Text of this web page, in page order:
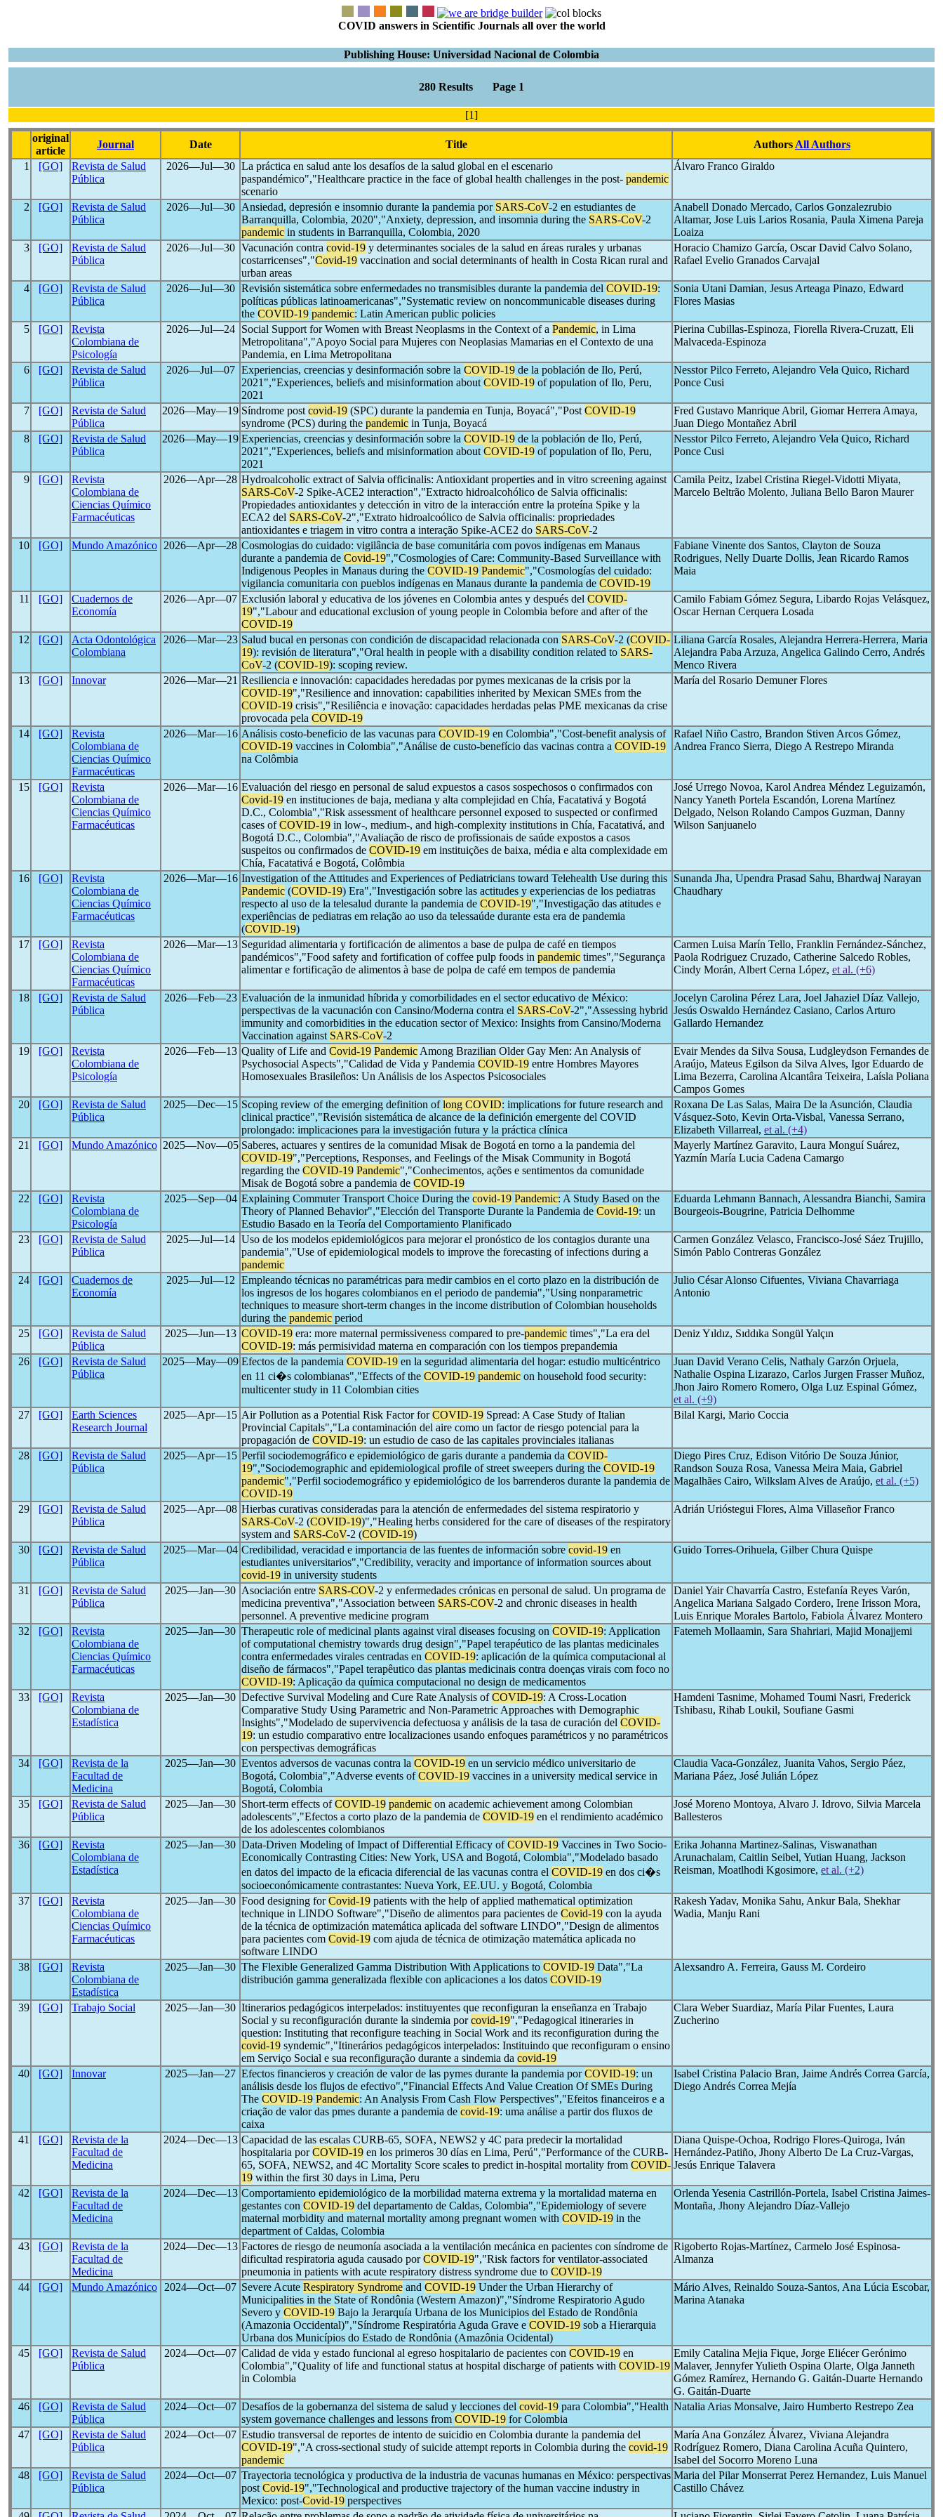
COVID answers in Scientific Journals all over the world
Publishing House: Universidad Nacional de Colombia
280 Results Page 1
[1]
original
article
Journal Date Title Authors All Authors
1
[GO]
Revista de Salud
Pública
2026―Jul―30 La práctica en salud ante los desafíos de la salud global en el escenario
paspandémico","Healthcare practice in the face of global health challenges in the post- pandemic
scenario
Álvaro Franco Giraldo
2 [GO]
Revista de Salud
Pública
2026―Jul―30 Ansiedad, depresión e insomnio durante la pandemia por SARS-CoV-2 en estudiantes de
Barranquilla, Colombia, 2020","Anxiety, depression, and insomnia during the SARS-CoV-2
pandemic in students in Barranquilla, Colombia, 2020
Anabell Donado Mercado, Carlos Gonzalezrubio
Altamar, Jose Luis Larios Rosania, Paula Ximena Pareja
Loaiza
3
[GO]
Revista de Salud
Pública
2026―Jul―30 Vacunación contra covid-19 y determinantes sociales de la salud en áreas rurales y urbanas
costarricenses","Covid-19 vaccination and social determinants of health in Costa Rican rural and
urban areas
Horacio Chamizo García, Oscar David Calvo Solano,
Rafael Evelio Granados Carvajal
4 [GO]
Revista de Salud
Pública
2026―Jul―30 Revisión sistemática sobre enfermedades no transmisibles durante la pandemia del COVID-19:
políticas públicas latinoamericanas","Systematic review on noncommunicable diseases during
the COVID-19 pandemic: Latin American public policies
Sonia Utani Damian, Jesus Arteaga Pinazo, Edward
Flores Masias
5 [GO]
Revista
Colombiana de
Psicología
2026―Jul―24 Social Support for Women with Breast Neoplasms in the Context of a Pandemic, in Lima
Metropolitana","Apoyo Social para Mujeres con Neoplasias Mamarias en el Contexto de una
Pandemia, en Lima Metropolitana
Pierina Cubillas-Espinoza, Fiorella Rivera-Cruzatt, Eli
Malvaceda-Espinoza
6 [GO]
Revista de Salud
Pública
2026―Jul―07 Experiencias, creencias y desinformación sobre la COVID-19 de la población de Ilo, Perú,
2021","Experiences, beliefs and misinformation about COVID-19 of population of Ilo, Peru,
2021
Nesstor Pilco Ferreto, Alejandro Vela Quico, Richard
Ponce Cusi
7 [GO]
Revista de Salud
Pública
2026―May―19 Síndrome post covid-19 (SPC) durante la pandemia en Tunja, Boyacá","Post COVID-19
syndrome (PCS) during the pandemic in Tunja, Boyacá
Fred Gustavo Manrique Abril, Giomar Herrera Amaya,
Juan Diego Montañez Abril
8
[GO]
Revista de Salud
Pública
2026―May―19 Experiencias, creencias y desinformación sobre la COVID-19 de la población de Ilo, Perú,
2021","Experiences, beliefs and misinformation about COVID-19 of population of Ilo, Peru,
2021
Nesstor Pilco Ferreto, Alejandro Vela Quico, Richard
Ponce Cusi
9 [GO]
Revista
Colombiana de
Ciencias Químico
Farmacéuticas
2026―Apr―28 Hydroalcoholic extract of Salvia officinalis: Antioxidant properties and in vitro screening against
SARS-CoV-2 Spike-ACE2 interaction","Extracto hidroalcohólico de Salvia officinalis:
Propiedades antioxidantes y detección in vitro de la interacción entre la proteína Spike y la
ECA2 del SARS-CoV-2","Extrato hidroalcoólico de Salvia officinalis: propriedades
antioxidantes e triagem in vitro contra a interação Spike-ACE2 do SARS-CoV-2
Camila Peitz, Izabel Cristina Riegel-Vidotti Miyata,
Marcelo Beltrão Molento, Juliana Bello Baron Maurer
10 [GO] Mundo Amazónico 2026―Apr―28 Cosmologias do cuidado: vigilância de base comunitária com povos indígenas em Manaus
durante a pandemia de Covid-19","Cosmologies of Care: Community-Based Surveillance with
Indigenous Peoples in Manaus during the COVID-19 Pandemic","Cosmologías del cuidado:
vigilancia comunitaria con pueblos indígenas en Manaus durante la pandemia de COVID-19
Fabiane Vinente dos Santos, Clayton de Souza
Rodrigues, Nelly Duarte Dollis, Jean Ricardo Ramos
Maia
11 [GO]
Cuadernos de
Economía
2026―Apr―07 Exclusión laboral y educativa de los jóvenes en Colombia antes y después del COVID-
19","Labour and educational exclusion of young people in Colombia before and after of the
COVID-19
Camilo Fabiam Gómez Segura, Libardo Rojas Velásquez,
Oscar Hernan Cerquera Losada
12 [GO]
Acta Odontológica
Colombiana
2026―Mar―23 Salud bucal en personas con condición de discapacidad relacionada con SARS-CoV-2 (COVID-
19): revisión de literatura","Oral health in people with a disability condition related to SARS-
CoV-2 (COVID-19): scoping review.
Liliana García Rosales, Alejandra Herrera-Herrera, Maria
Alejandra Paba Arzuza, Angelica Galindo Cerro, Andrés
Menco Rivera
13
[GO] Innovar 2026―Mar―21 Resiliencia e innovación: capacidades heredadas por pymes mexicanas de la crisis por la
COVID-19","Resilience and innovation: capabilities inherited by Mexican SMEs from the
COVID-19 crisis","Resiliência e inovação: capacidades herdadas pelas PME mexicanas da crise
provocada pela COVID-19
María del Rosario Demuner Flores
14 [GO]
Revista
Colombiana de
Ciencias Químico
Farmacéuticas
2026―Mar―16 Análisis costo-beneficio de las vacunas para COVID-19 en Colombia","Cost-benefit analysis of
COVID-19 vaccines in Colombia","Análise de custo-benefício das vacinas contra a COVID-19
na Colômbia
Rafael Niño Castro, Brandon Stiven Arcos Gómez,
Andrea Franco Sierra, Diego A Restrepo Miranda
15 [GO]
Revista
Colombiana de
Ciencias Químico
Farmacéuticas
2026―Mar―16 Evaluación del riesgo en personal de salud expuestos a casos sospechosos o confirmados con
Covid-19 en instituciones de baja, mediana y alta complejidad en Chía, Facatativá y Bogotá
D.C., Colombia","Risk assessment of healthcare personnel exposed to suspected or confirmed
cases ofCOVID-19 in low-, medium-, and high-complexity institutions in Chía, Facatativá, and
Bogotá D.C., Colombia","Avaliação de risco de profissionais de saúde expostos a casos
suspeitos ou confirmados de COVID-19 em instituições de baixa, média e alta complexidade em
Chía, Facatativá e Bogotá, Colômbia
José Urrego Novoa, Karol Andrea Méndez Leguizamón,
Nancy Yaneth Portela Escandón, Lorena Martínez
Delgado, Nelson Rolando Campos Guzman, Danny
Wilson Sanjuanelo
16 [GO]
Revista
Colombiana de
Ciencias Químico
Farmacéuticas
2026―Mar―16 Investigation of the Attitudes and Experiences of Pediatricians toward Telehealth Use during this
Pandemic (COVID-19) Era","Investigación sobre las actitudes y experiencias de los pediatras
respecto al uso de la telesalud durante la pandemia de COVID-19","Investigação das atitudes e
experiências de pediatras em relação ao uso da telessaúde durante esta era de pandemia
(COVID-19)
Sunanda Jha, Upendra Prasad Sahu, Bhardwaj Narayan
Chaudhary
17 [GO]
Revista
Colombiana de
Ciencias Químico
Farmacéuticas
2026―Mar―13 Seguridad alimentaria y fortificación de alimentos a base de pulpa de café en tiempos
pandémicos","Food safety and fortification of coffee pulp foods in pandemic times","Segurança
alimentar e fortificação de alimentos à base de polpa de café em tempos de pandemia
Carmen Luisa Marín Tello, Franklin Fernández-Sánchez,
Paola Rodriguez Cruzado, Catherine Salcedo Robles,
Cindy Morán, Albert Cerna López, et al. (+6)
18 [GO]
Revista de Salud
Pública
2026―Feb―23 Evaluación de la inmunidad híbrida y comorbilidades en el sector educativo de México:
perspectivas de la vacunación con Cansino/Moderna contra el SARS-CoV-2","Assessing hybrid
immunity and comorbidities in the education sector of Mexico: Insights from Cansino/Moderna
Vaccination against SARS-CoV-2
Jocelyn Carolina Pérez Lara, Joel Jahaziel Díaz Vallejo,
Jesús Oswaldo Hernández Casiano, Carlos Arturo
Gallardo Hernandez
19 [GO]
Revista
Colombiana de
Psicología
2026―Feb―13 Quality of Life and Covid-19 Pandemic Among Brazilian Older Gay Men: An Analysis of
Psychosocial Aspects","Calidad de Vida y Pandemia COVID-19 entre Hombres Mayores
Homosexuales Brasileños: Un Análisis de los Aspectos Psicosociales
Evair Mendes da Silva Sousa, Ludgleydson Fernandes de
Araújo, Mateus Egilson da Silva Alves, Igor Eduardo de
Lima Bezerra, Carolina Alcantâra Teixeira, Laísla Poliana
Campos Gomes
20
[GO]
Revista de Salud
Pública
2025―Dec―15 Scoping review of the emerging definition oflong COVID: implications for future research and
clinical practice","Revisión sistemática de alcance de la definición emergente del COVID
prolongado: implicaciones para la investigación futura y la práctica clínica
Roxana De Las Salas, Maira De la Asunción, Claudia
Vásquez-Soto, Kevin Orta-Visbal, Vanessa Serrano,
Elizabeth Villarreal, et al. (+4)
21
[GO] Mundo Amazónico 2025―Nov―05 Saberes, actuares y sentires de la comunidad Misak de Bogotá en torno a la pandemia del
COVID-19","Perceptions, Responses, and Feelings of the Misak Community in Bogotá
regarding the COVID-19 Pandemic","Conhecimentos, ações e sentimentos da comunidade
Misak de Bogotá sobre a pandemia de COVID-19
Mayerly Martínez Garavito, Laura Monguí Suárez,
Yazmín María Lucia Cadena Camargo
22 [GO]
Revista
Colombiana de
Psicología
2025―Sep―04 Explaining Commuter Transport Choice During the covid-19 Pandemic: A Study Based on the
Theory of Planned Behavior","Elección del Transporte Durante la Pandemia de Covid-19: un
Estudio Basado en la Teoría del Comportamiento Planificado
Eduarda Lehmann Bannach, Alessandra Bianchi, Samira
Bourgeois-Bougrine, Patricia Delhomme
23 [GO]
Revista de Salud
Pública
2025―Jul―14 Uso de los modelos epidemiológicos para mejorar el pronóstico de los contagios durante una
pandemia","Use of epidemiological models to improve the forecasting of infections during a
pandemic
Carmen González Velasco, Francisco-José Sáez Trujillo,
Simón Pablo Contreras González
24 [GO]
Cuadernos de
Economía
2025―Jul―12 Empleando técnicas no paramétricas para medir cambios en el corto plazo en la distribución de
los ingresos de los hogares colombianos en el periodo de pandemia","Using nonparametric
techniques to measure short-term changes in the income distribution of Colombian households
during the pandemic period
Julio César Alonso Cifuentes, Viviana Chavarriaga
Antonio
25 [GO]
Revista de Salud
Pública
2025―Jun―13 COVID-19 era: more maternal permissiveness compared to pre-pandemic times","La era del
COVID-19: más permisividad materna en comparación con los tiempos prepandemia
Deniz Yıldız, Sıddıka Songül Yalçın
26 [GO]
Revista de Salud
Pública
2025―May―09 Efectos de la pandemia COVID-19 en la seguridad alimentaria del hogar: estudio multicéntrico
en 11 ci�s colombianas","Effects of the COVID-19 pandemic on household food security:
multicenter study in 11 Colombian cities
Juan David Verano Celis, Nathaly Garzón Orjuela,
Nathalie Ospina Lizarazo, Carlos Jurgen Frasser Muñoz,
Jhon Jairo Romero Romero, Olga Luz Espinal Gómez,
et al. (+9)
27
[GO]
Earth Sciences
Research Journal
2025―Apr―15 Air Pollution as a Potential Risk Factor forCOVID-19 Spread: A Case Study of Italian
Provincial Capitals","La contaminación del aire como un factor de riesgo potencial para la
propagación de COVID-19: un estudio de caso de las capitales provinciales italianas
Bilal Kargi, Mario Coccia
28 [GO]
Revista de Salud
Pública
2025―Apr―15 Perfil sociodemográfico e epidemiológico de garis durante a pandemia da COVID-
19","Sociodemographic and epidemiological profile of street sweepers during the COVID-19
pandemic","Perfil sociodemográfico y epidemiológico de los barrenderos durante la pandemia de
COVID-19
Diego Pires Cruz, Edison Vitório De Souza Júnior,
Randson Souza Rosa, Vanessa Meira Maia, Gabriel
Magalhães Cairo, Wilkslam Alves de Araújo, et al. (+5)
29 [GO]
Revista de Salud
Pública
2025―Apr―08 Hierbas curativas consideradas para la atención de enfermedades del sistema respiratorio y
SARS-CoV-2 (COVID-19)","Healing herbs considered for the care of diseases of the respiratory
system and SARS-CoV-2 (COVID-19)
Adrián Urióstegui Flores, Alma Villaseñor Franco
30 [GO]
Revista de Salud
Pública
2025―Mar―04 Credibilidad, veracidad e importancia de las fuentes de información sobre covid-19 en
estudiantes universitarios","Credibility, veracity and importance of information sources about
covid-19 in university students
Guido Torres-Orihuela, Gilber Chura Quispe
31 [GO]
Revista de Salud
Pública
2025―Jan―30 Asociación entre SARS-COV-2 y enfermedades crónicas en personal de salud. Un programa de
medicina preventiva","Association between SARS-COV-2 and chronic diseases in health
personnel. A preventive medicine program
Daniel Yair Chavarría Castro, Estefanía Reyes Varón,
Angelica Mariana Salgado Cordero, Irene Irisson Mora,
Luis Enrique Morales Bartolo, Fabiola Álvarez Montero
32
[GO]
Revista
Colombiana de
Ciencias Químico
Farmacéuticas
2025―Jan―30 Therapeutic role of medicinal plants against viral diseases focusing on COVID-19: Application
of computational chemistry towards drug design","Papel terapéutico de las plantas medicinales
contra enfermedades virales centradas en COVID-19: aplicación de la química computacional al
diseño de fármacos","Papel terapêutico das plantas medicinais contra doenças virais com foco no
COVID-19: Aplicação da química computacional no design de medicamentos
Fatemeh Mollaamin, Sara Shahriari, Majid Monajjemi
33 [GO]
Revista
Colombiana de
Estadística
2025―Jan―30 Defective Survival Modeling and Cure Rate Analysis ofCOVID-19: A Cross-Location
Comparative Study Using Parametric and Non-Parametric Approaches with Demographic
Insights","Modelado de supervivencia defectuosa y análisis de la tasa de curación del COVID-
19: un estudio comparativo entre localizaciones usando enfoques paramétricos y no paramétricos
con perspectivas demográficas
Hamdeni Tasnime, Mohamed Toumi Nasri, Frederick
Tshibasu, Rihab Loukil, Soufiane Gasmi
34 [GO]
Revista de la
Facultad de
Medicina
2025―Jan―30 Eventos adversos de vacunas contra la COVID-19 en un servicio médico universitario de
Bogotá, Colombia","Adverse events ofCOVID-19 vaccines in a university medical service in
Bogotá, Colombia
Claudia Vaca-González, Juanita Vahos, Sergio Páez,
Mariana Páez, José Julián López
35 [GO]
Revista de Salud
Pública
2025―Jan―30 Short-term effects ofCOVID-19 pandemic on academic achievement among Colombian
adolescents","Efectos a corto plazo de la pandemia de COVID-19 en el rendimiento académico
de los adolescentes colombianos
José Moreno Montoya, Alvaro J. Idrovo, Silvia Marcela
Ballesteros
36 [GO]
Revista
Colombiana de
Estadística
2025―Jan―30 Data-Driven Modeling of Impact of Differential Efficacy ofCOVID-19 Vaccines in Two Socio-
Economically Contrasting Cities: New York, USA and Bogotá, Colombia","Modelado basado
en datos del impacto de la eficacia diferencial de las vacunas contra el COVID-19 en dos ci�s
socioeconómicamente contrastantes: Nueva York, EE.UU. y Bogotá, Colombia
Erika Johanna Martinez-Salinas, Viswanathan
Arunachalam, Caitlin Seibel, Yutian Huang, Jackson
Reisman, Moatlhodi Kgosimore, et al. (+2)
37 [GO]
Revista
Colombiana de
Ciencias Químico
Farmacéuticas
2025―Jan―30 Food designing forCovid-19 patients with the help of applied mathematical optimization
technique in LINDO Software","Diseño de alimentos para pacientes de Covid-19 con la ayuda
de la técnica de optimización matemática aplicada del software LINDO","Design de alimentos
para pacientes com Covid-19 com ajuda de técnica de otimização matemática aplicada no
software LINDO
Rakesh Yadav, Monika Sahu, Ankur Bala, Shekhar
Wadia, Manju Rani
38 [GO]
Revista
Colombiana de
Estadística
2025―Jan―30 The Flexible Generalized Gamma Distribution With Applications to COVID-19 Data","La
distribución gamma generalizada flexible con aplicaciones a los datos COVID-19
Alexsandro A. Ferreira, Gauss M. Cordeiro
39 [GO] Trabajo Social 2025―Jan―30 Itinerarios pedagógicos interpelados: instituyentes que reconfiguran la enseñanza en Trabajo
Social y su reconfiguración durante la sindemia porcovid-19","Pedagogical itineraries in
question: Instituting that reconfigure teaching in Social Work and its reconfiguration during the
covid-19 syndemic","Itinerários pedagógicos interpelados: Instituindo que reconfiguram o ensino
em Serviço Social e sua reconfiguração durante a sindemia da covid-19
Clara Weber Suardiaz, María Pilar Fuentes, Laura
Zucherino
40 [GO] Innovar 2025―Jan―27 Efectos financieros y creación de valor de las pymes durante la pandemia porCOVID-19: un
análisis desde los flujos de efectivo","Financial Effects And Value Creation Of SMEs During
The COVID-19 Pandemic: An Analysis From Cash Flow Perspectives","Efeitos financeiros e a
criação de valor das pmes durante a pandemia de covid-19: uma análise a partir dos fluxos de
caixa
Isabel Cristina Palacio Bran, Jaime Andrés Correa García,
Diego Andrés Correa Mejía
41 [GO]
Revista de la
Facultad de
Medicina
2024―Dec―13 Capacidad de las escalas CURB-65, SOFA, NEWS2 y 4C para predecir la mortalidad
hospitalaria porCOVID-19 en los primeros 30 días en Lima, Perú","Performance of the CURB-
65, SOFA, NEWS2, and 4C Mortality Score scales to predict in-hospital mortality from COVID-
19 within the first 30 days in Lima, Peru
Diana Quispe-Ochoa, Rodrigo Flores-Quiroga, Iván
Hernández-Patiño, Jhony Alberto De La Cruz-Vargas,
Jesús Enrique Talavera
42 [GO]
Revista de la
Facultad de
Medicina
2024―Dec―13 Comportamiento epidemiológico de la morbilidad materna extrema y la mortalidad materna en
gestantes con COVID-19 del departamento de Caldas, Colombia","Epidemiology of severe
maternal morbidity and maternal mortality among pregnant women with COVID-19 in the
department of Caldas, Colombia
Orlenda Yesenia Castrillón-Portela, Isabel Cristina Jaimes-
Montaña, Jhony Alejandro Díaz-Vallejo
43 [GO]
Revista de la
Facultad de
Medicina
2024―Dec―13 Factores de riesgo de neumonía asociada a la ventilación mecánica en pacientes con síndrome de
dificultad respiratoria aguda causado porCOVID-19","Risk factors for ventilator-associated
pneumonia in patients with acute respiratory distress syndrome due to COVID-19
Rigoberto Rojas-Martínez, Carmelo José Espinosa-
Almanza
44 [GO] Mundo Amazónico 2024―Oct―07 Severe Acute Respiratory Syndrome and COVID-19 Under the Urban Hierarchy of
Municipalities in the State of Rondônia (Western Amazon)","Síndrome Respiratorio Agudo
Severo y COVID-19 Bajo la Jerarquía Urbana de los Municipios del Estado de Rondônia
(Amazonia Occidental)","Síndrome Respiratória Aguda Grave e COVID-19 sob a Hierarquia
Urbana dos Municípios do Estado de Rondônia (Amazônia Ocidental)
Mário Alves, Reinaldo Souza-Santos, Ana Lúcia Escobar,
Marina Atanaka
45 [GO]
Revista de Salud
Pública
2024―Oct―07 Calidad de vida y estado funcional al egreso hospitalario de pacientes con COVID-19 en
Colombia","Quality of life and functional status at hospital discharge of patients with COVID-19
in Colombia
Emily Catalina Mejia Fique, Jorge Eliécer Gerónimo
Malaver, Jennyfer Yulieth Ospina Olarte, Olga Janneth
Gómez Ramírez, Hernando G. Gaitán-Duarte Hernando
G. Gaitán-Duarte
46
[GO]
Revista de Salud
Pública
2024―Oct―07 Desafíos de la gobernanza del sistema de salud y lecciones del covid-19 para Colombia","Health
system governance challenges and lessons from COVID-19 for Colombia
Natalia Arias Monsalve, Jairo Humberto Restrepo Zea
47 [GO]
Revista de Salud
Pública
2024―Oct―07 Estudio transversal de reportes de intento de suicidio en Colombia durante la pandemia del
COVID-19","A cross-sectional study of suicide attempt reports in Colombia during the covid-19
pandemic
María Ana González Álvarez, Viviana Alejandra
Rodríguez Romero, Diana Carolina Acuña Quintero,
Isabel del Socorro Moreno Luna
48
[GO]
Revista de Salud
Pública
2024―Oct―07 Trayectoria tecnológica y productiva de la industria de vacunas humanas en México: perspectivas
post Covid-19","Technological and productive trajectory of the human vaccine industry in
Mexico: post-Covid-19 perspectives
Maria del Pilar Monserrat Perez Hernandez, Luis Manuel
Castillo Chávez